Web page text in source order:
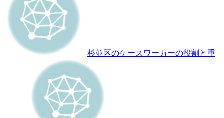
杉並区のケースワーカーの役割と重